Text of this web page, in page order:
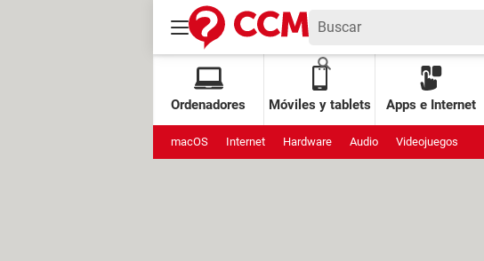
Ordenadores Móviles y tablets Apps e Internet
macOS Internet Hardware Audio Videojuegos